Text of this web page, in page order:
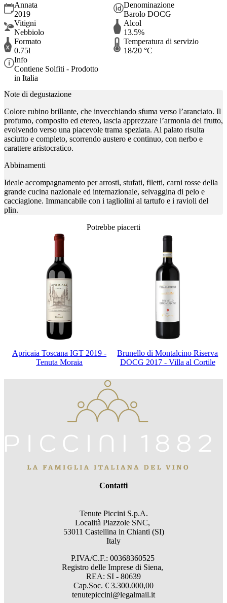
Annata
2019
Denominazione
Barolo DOCG
Vitigni
Nebbiolo
Alcol
13.5%
Formato
0.75l
Temperatura di servizio
18/20 °C
Info
Contiene Solfiti - Prodotto
in Italia
Note di degustazione
Colore rubino brillante, che invecchiando sfuma verso l’aranciato. Il
profumo, composito ed etereo, lascia apprezzare l’armonia del frutto,
evolvendo verso una piacevole trama speziata. Al palato risulta
asciutto e completo, scorrendo austero e continuo, con nerbo e
carattere aristocratico.
Abbinamenti
Ideale accompagnamento per arrosti, stufati, filetti, carni rosse della
grande cucina nazionale ed internazionale, selvaggina di pelo e
cacciagione. Immancabile con i tagliolini al tartufo e i ravioli del
plin.
Potrebbe piacerti
Apricaia Toscana IGT 2019 -
Tenuta Moraia
Brunello di Montalcino Riserva
DOCG 2017 - Villa al Cortile
Contatti
Tenute Piccini S.p.A.
Località Piazzole SNC,
53011 Castellina in Chianti (SI)
Italy
P.IVA/C.F.: 00368360525
Registro delle Imprese di Siena,
REA: SI - 80639
Cap.Soc. € 3.300.000,00
tenutepiccini@legalmail.it